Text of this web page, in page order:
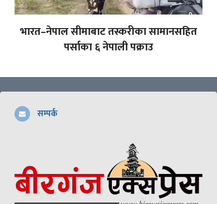
भारत–नेपाल सीमाबाट तस्करीका सामानसहित
पर्साका ६ नेपाली पक्राउ
सम्पर्क